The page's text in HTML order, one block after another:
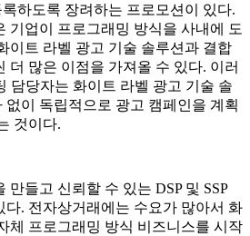
하도록 장려하는 프로모션이 있다.
기업이 프로그래밍 방식을 사내에 도
이트 라벨 광고 기술 솔루션과 결합
더 많은 이점을 가져올 수 있다. 이러
담당자는 화이트 라벨 광고 기술 솔
없이 독립적으로 광고 캠페인을 계획
것이다.
만들고 신뢰할 수 있는 DSP 및 SSP
다. 전자상거래에는 수요가 많아서 화
체 프로그래밍 방식 비즈니스를 시작